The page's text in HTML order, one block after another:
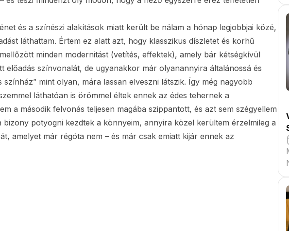
és a színészi alakítások miatt került be nálam a hónap legjobbjai közé,
láthattam. Értem ez alatt azt, hogy klasszikus díszletet és korhű
minden modernitást (vetítés, effektek), amely bár kétségkívül
előadás színvonalát, de ugyanakkor már olyanannyira általánossá és
mint olyan, mára lassan elveszni látszik. Így még nagyobb
láthatóan is örömmel éltek ennek az édes tehernek a
a második felvonás teljesen magába szippantott, és azt sem szégyellem
potyogni kezdtek a könnyeim, annyira közel kerültem érzelmileg a
amelyet már régóta nem – és már csak emiatt kijár ennek az